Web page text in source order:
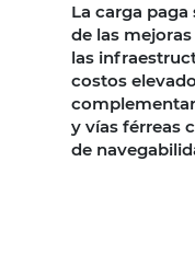
La carga
de las
las
costos
y vías férreas
de